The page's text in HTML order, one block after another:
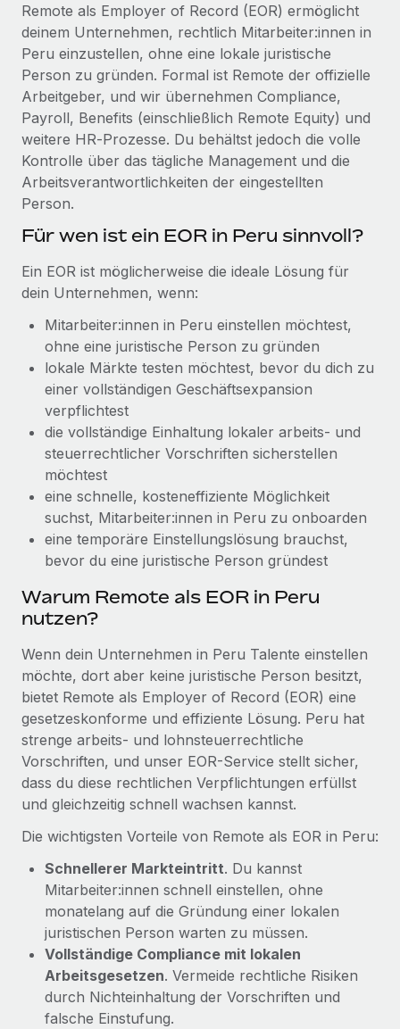
Background-Checks
Einfacheres Bewerber:innen-Screening
Compliance Watchtower
Lückenlose Compliance
Geräteverwaltung
Globale Bereitstellung und Verfolgung von IT-
Geräten
Schnelle, rechtssichere Gründung von
Mobilität und Relocation
Mühelose Relocation von Mitarbeiter:innen
Benefits
Mühelose Verwaltung von Benefits
FALLSTUDIEN
So hat der KI-Vorreiter Weaviate sein Team mit
Remote um 120 % vergrößert
Weaviate auf einen Blick Weaviate entwickelt KI-basierte
Open-Source-Infrastrukturen. Das...
Mehr erfahren
Reverse Tech und Remote für Contractor
Reverse Tech auf einen Blick Das Gesundheits- und
Mehr erfahren
Alle Ressourcen anzeigen
BLOG
Globale Payroll
EOR und PEO
Contractor Management
Steuern
Den Blog erkunden
BLOG
Neues zu Remote-Produkten: Integration mit
Gusto und Zero und Contractor Management
Plus
Auch im neuen Jahr wollen wir bei Remote Unternehmen
aller Größen dabei unterstützen, die beste...
Mehr erfahren
Wie Phiture 55 Mitarbeiter:innen in 19 Ländern
mit Remote verwaltet
Phiture ist der unumstrittene Marktführer im Bereich der
Wachstumsberatung für mobile Apps. Das...
Mehr erfahren
Remote als Employer of Record (EOR) ermöglicht
deinem Unternehmen, rechtlich Mitarbeiter:innen in
Peru einzustellen, ohne eine lokale juristische
Person zu gründen. Formal ist Remote der offizielle
Arbeitgeber, und wir übernehmen Compliance,
Payroll, Benefits (einschließlich Remote Equity) und
weitere HR‑Prozesse. Du behältst jedoch die volle
Kontrolle über das tägliche Management und die
Arbeitsverantwortlichkeiten der eingestellten
Person.
Für wen ist ein EOR in Peru sinnvoll?
Ein EOR ist möglicherweise die ideale Lösung für
dein Unternehmen, wenn:
Mitarbeiter:innen in Peru einstellen möchtest,
ohne eine juristische Person zu gründen
lokale Märkte testen möchtest, bevor du dich zu
einer vollständigen Geschäftsexpansion
verpflichtest
die vollständige Einhaltung lokaler arbeits- und
steuerrechtlicher Vorschriften sicherstellen
möchtest
eine schnelle, kosteneffiziente Möglichkeit
suchst, Mitarbeiter:innen in Peru zu onboarden
eine temporäre Einstellungslösung brauchst,
bevor du eine juristische Person gründest
Warum Remote als EOR in Peru
nutzen?
Wenn dein Unternehmen in Peru Talente einstellen
möchte, dort aber keine juristische Person besitzt,
bietet Remote als Employer of Record (EOR) eine
gesetzeskonforme und effiziente Lösung. Peru hat
strenge arbeits- und lohnsteuerrechtliche
Vorschriften, und unser EOR-Service stellt sicher,
dass du diese rechtlichen Verpflichtungen erfüllst
und gleichzeitig schnell wachsen kannst.
Die wichtigsten Vorteile von Remote als EOR in Peru:
Schnellerer Markteintritt. Du kannst
Mitarbeiter:innen schnell einstellen, ohne
monatelang auf die Gründung einer lokalen
juristischen Person warten zu müssen.
Vollständige Compliance mit lokalen
Arbeitsgesetzen. Vermeide rechtliche Risiken
durch Nichteinhaltung der Vorschriften und
falsche Einstufung.